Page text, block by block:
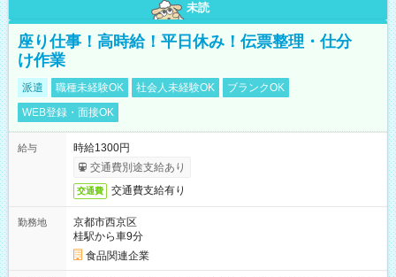
未読
座り仕事！高時給！平日休み！伝票整理・仕分
け作業
派遣 職種未経験OK 社会人未経験OK
ブランクOK
WEB登録・面接OK
給与
時給1300円
交通費別途支給あり
交通費 交通費支給有り
勤務地
京都市西京区
桂駅から車9分
食品関連企業